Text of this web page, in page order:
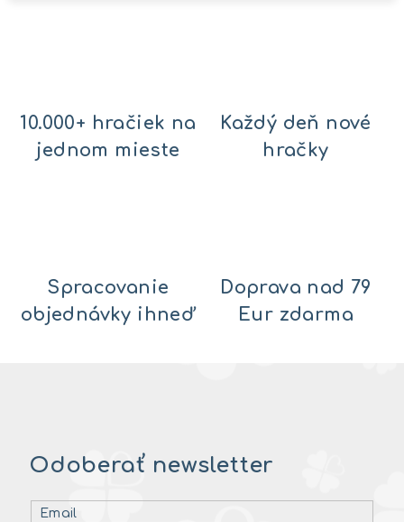
10.000+ hračiek na
jednom mieste
Každý deň nové
hračky
Spracovanie
objednávky ihneď
Doprava nad 79
Eur zdarma
Odoberať newsletter
Email